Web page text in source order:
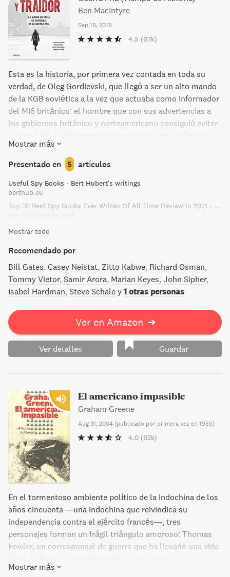
Ben MacIntyre
Sep 18, 2018
4.5 (67k)
Esta es la historia, por primera vez contada en toda su
verdad, de Oleg Gordievski, que llegó a ser un alto mando
de la KGB soviética a la vez que actuaba como informador
del MI6 británico: el hombre que con sus advertencias a
los gobiernos británico y norteamericano consiguió evitar
ayudó a acelerar el fin de la Guerra Fría. Ben Macintyre,
maestro de la literatura de espionaje, consigue en esta
ocasión, gracias a disponer de una información
privilegiada, ofrecernos una imagen real de la actuación de
los servicios secretos durante la Guerra Fría. Pero su libro
es también la historia de un hombre que vivió en un
decisiones más difíciles; un hombre cuyo odio por el
comunismo tuvo el poder de cambiar el futuro de las
Macintyre consigue emocionarnos.
Mostrar más
Presentado en 5 artículos
Useful Spy Books - Bert Hubert's writings
berthub.eu
Top 30 Best Spy Books Ever Writen Of All Time Review In 2021 - PBC
Mostrar todo
Recomendado por
Bill Gates Casey Neistat Zitto Kabwe Richard Osman
Tommy Vietor Samir Arora Marian Keyes John Sipher
Isabel Hardman Steve Schale y 1 otras personas
Ver en Amazon ➔
Ver detalles Guardar
El americano impasible
Graham Greene
Aug 31, 2004 (publicado por primera vez en 1955)
4.0 (62k)
En el tormentoso ambiente político de la Indochina de los
años cincuenta —una Indochina que reivindica su
independencia contra el ejército francés—, tres
personajes forman un frágil triángulo amoroso: Thomas
Fowler, un corresponsal de guerra que ha llevado una vida
experiencias con distancia y escepticismo; Alden Pyle, el
Mostrar más